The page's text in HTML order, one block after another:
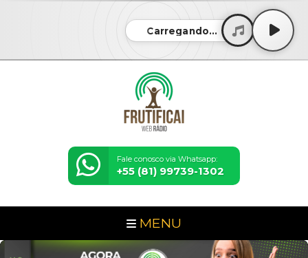
Carregando...
Fale conosco via Whatsapp:
+55 (81) 99739-1302
MENU